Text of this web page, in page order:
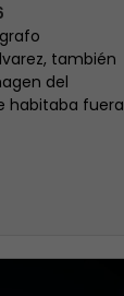
también
del
habitaba fuera